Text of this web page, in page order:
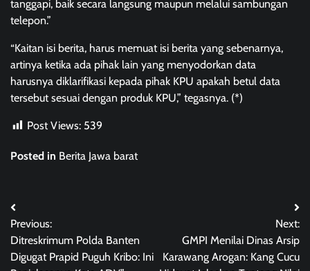
tanggapi, baik secara langsung maupun melalui sambungan
telepon.”
“Kaitan isi berita, harus memuat isi berita yang sebenarnya,
artinya ketika ada pihak lain yang menyodorkan data
harusnya diklarifikasi kepada pihak KPU apakah betul data
tersebut sesuai dengan produk KPU,” tegasnya. (*)
Post Views: 539
Posted in Berita Jawa barat
Post
navigation
Previous:
Ditreskrimum Polda Banten
Digugat Prapid Puguh Kribo: Ini
Next:
GMPI Menilai Dinas Arsip
Karawang Arogan: Kang Cucu